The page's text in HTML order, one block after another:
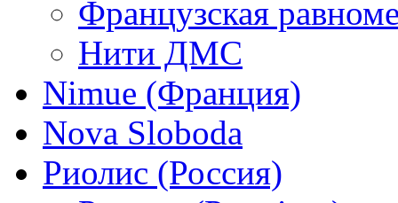
Французская
Нити ДМС
Nimue (Франция)
Nova Sloboda
Риолис (Россия)